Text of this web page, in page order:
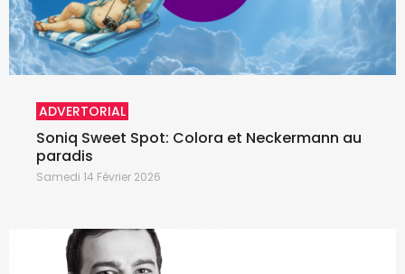
ADVERTORIAL
Soniq Sweet Spot: Colora et Neckermann au
paradis
Samedi 14 Février 2026